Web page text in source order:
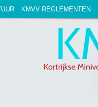
KMVV REGLEMENTEN